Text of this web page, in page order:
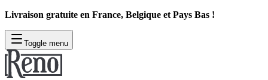
Livraison gratuite en France, Belgique et Pays Bas !
Toggle menu